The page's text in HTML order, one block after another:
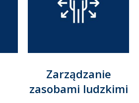
Zarządzanie
zasobami ludzkimi